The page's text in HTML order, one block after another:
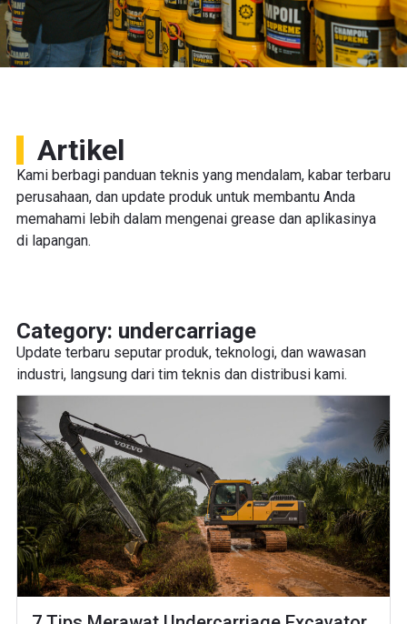
Artikel
Kami berbagi panduan teknis yang mendalam, kabar terbaru
perusahaan, dan update produk untuk membantu Anda
memahami lebih dalam mengenai grease dan aplikasinya
di lapangan.
Category: undercarriage
Update terbaru seputar produk, teknologi, dan wawasan
industri, langsung dari tim teknis dan distribusi kami.